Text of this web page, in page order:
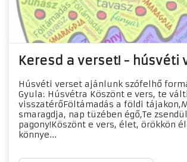
Keresd a verset! - húsvéti
Húsvéti verset ajánlunk szófelhő
Gyula: Húsvétra Köszönt e vers, te
visszatérőFöltámadás a földi
smaragdja, nap tüzében égő,Te
pagony!Köszönt e vers, élet, örökkön
könnye...